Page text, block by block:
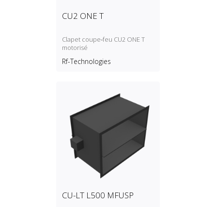
CU2 ONE T
Clapet coupe‑feu CU2 ONE T
motorisé
Rf-Technologies
CU-LT L500 MFUSP